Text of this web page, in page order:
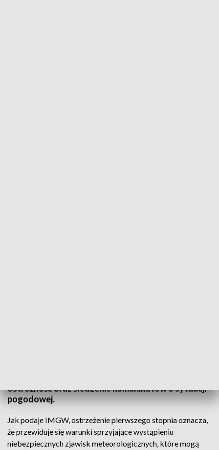
ostrożność oraz śledzenie komunikatów o sytuacji
pogodowej.
Jak podaje IMGW, ostrzeżenie pierwszego stopnia oznacza,
że przewiduje się warunki sprzyjające wystąpieniu
niebezpiecznych zjawisk meteorologicznych, które mogą